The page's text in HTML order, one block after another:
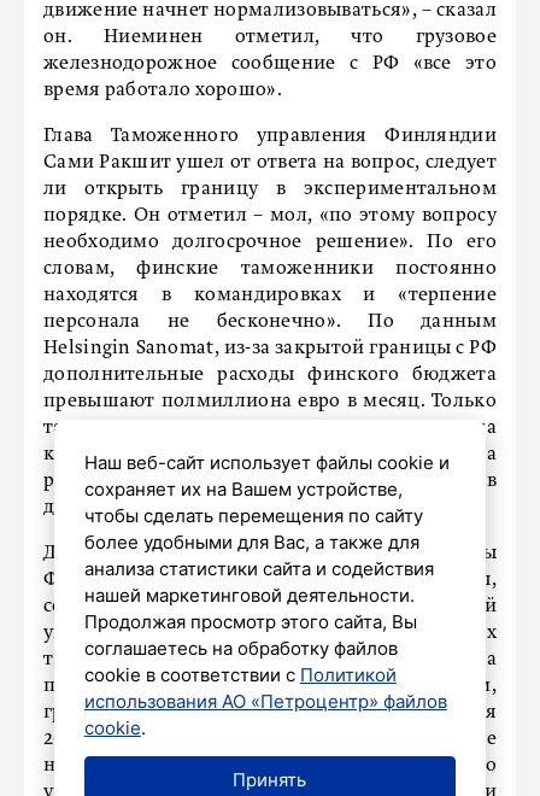
движение начнет нормализовываться», – сказал
он. Ниеминен отметил, что грузовое
железнодорожное сообщение с РФ «все это
время работало хорошо».
Глава Таможенного управления Финляндии
Сами Ракшит ушел от ответа на вопрос, следует
ли открыть границу в экспериментальном
порядке. Он отметил – мол, «по этому вопросу
необходимо долгосрочное решение». По его
словам, финские таможенники постоянно
находятся в командировках и «терпение
персонала не бесконечно». По данным
Helsingin Sanomat, из-за закрытой границы с РФ
дополнительные расходы финского бюджета
превышают полмиллиона евро в месяц. Только
таможня тратит от 150 до 200 тысяч евро на
командировочные расходы из-за перевода
работников с погранпунктов на границе с РФ в
другие регионы страны.
Дополнительные расходы Пограничной охраны
Финляндии, связанные с закрытием границы,
составляют около 450 тысяч евро. Под угрозой
увольнения оказались почти 500 финских
таможенников, и руководство ведомства
пытается сохранить персонал. Напомним,
граница Финляндии с Россией закрыта с ноября
2023-го. Финские власти продлили это решение
на неопределенный срок, «до дальнейшего
Наш веб-сайт использует файлы cookie и
сохраняет их на Вашем устройстве,
чтобы сделать перемещения по сайту
более удобными для Вас, а также для
анализа статистики сайта и содействия
нашей маркетинговой деятельности.
Продолжая просмотр этого сайта, Вы
соглашаетесь на обработку файлов
cookie в соответствии с Политикой
использования АО «Петроцентр» файлов
cookie.
Принять